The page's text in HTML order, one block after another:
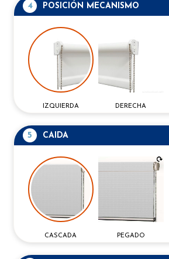
4 POSICIÓN MECANISMO
IZQUIERDA DERECHA
5 CAIDA
CASCADA PEGADO